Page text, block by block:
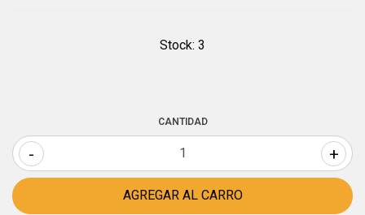
Stock: 3
CANTIDAD
- +